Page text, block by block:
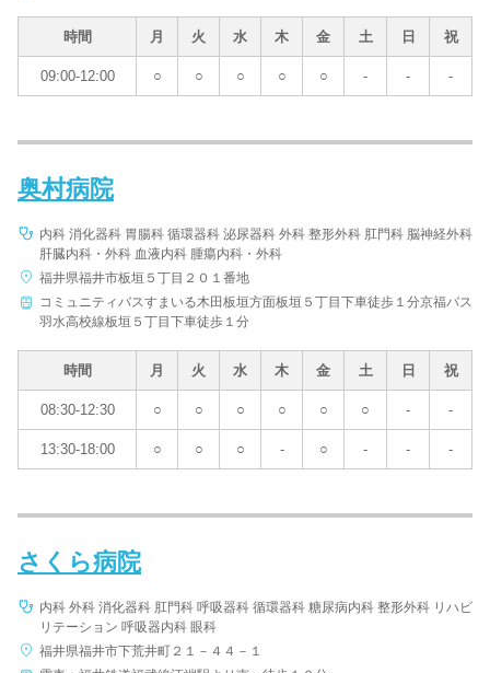
時間 月 火 水 木 金 土 日 祝
09:00-12:00 ○ ○ ○ ○ ○ - - -
奥村病院
内科 消化器科 胃腸科 循環器科 泌尿器科 外科 整形外科 肛門科 脳神経外科
肝臓内科・外科 血液内科 腫瘍内科・外科
福井県福井市板垣５丁目２０１番地
コミュニティバスすまいる木田板垣方面板垣５丁目下車徒歩１分京福バス
羽水高校線板垣５丁目下車徒歩１分
時間 月 火 水 木 金 土 日 祝
08:30-12:30 ○ ○ ○ ○ ○ ○ - -
13:30-18:00 ○ ○ ○ - ○ - - -
さくら病院
内科 外科 消化器科 肛門科 呼吸器科 循環器科 糖尿病内科 整形外科 リハビ
リテーション 呼吸器内科 眼科
福井県福井市下荒井町２１－４４－１